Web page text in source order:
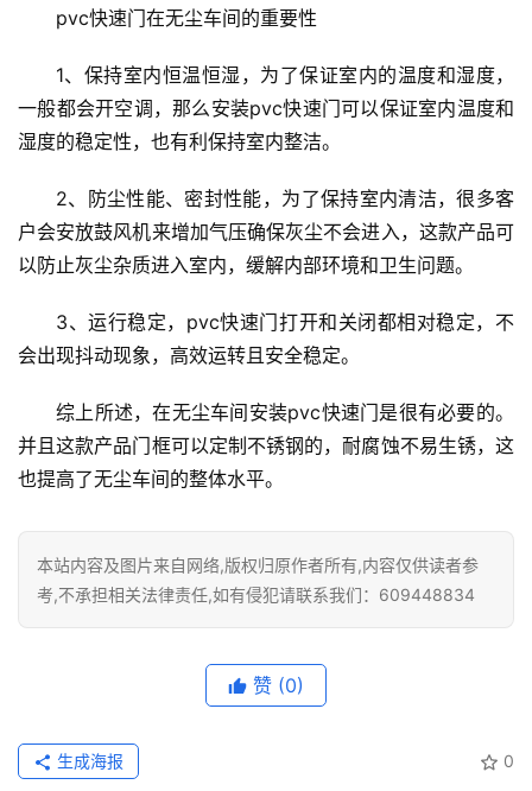
首
入
户
卧
卫
间
门
庭
铸
pvc快速门在无尘车间的重要性
1、保持室内恒温恒湿，为了保证室内的温度和湿度，
一般都会开空调，那么安装pvc快速门可以保证室内温度和
湿度的稳定性，也有利保持室内整洁。
2、防尘性能、密封性能，为了保持室内清洁，很多客
户会安放鼓风机来增加气压确保灰尘不会进入，这款产品可
以防止灰尘杂质进入室内，缓解内部环境和卫生问题。
3、运行稳定，pvc快速门打开和关闭都相对稳定，不
会出现抖动现象，高效运转且安全稳定。
综上所述，在无尘车间安装pvc快速门是很有必要的。
并且这款产品门框可以定制不锈钢的，耐腐蚀不易生锈，这
也提高了无尘车间的整体水平。
本站内容及图片来自网络,版权归原作者所有,内容仅供读者参
考,不承担相关法律责任,如有侵犯请联系我们：609448834
赞 (0)
0
生成海报